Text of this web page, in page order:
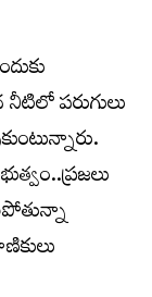
పరుగులు